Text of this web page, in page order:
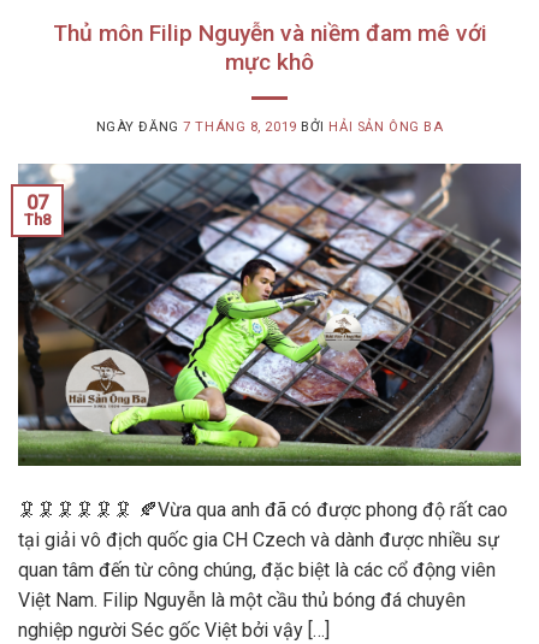
Thủ môn Filip Nguyễn và niềm đam mê với
mực khô
NGÀY ĐĂNG7 THÁNG 8, 2019 BỞI HẢI SẢN ÔNG BA
07
Th8
🦑🦑🦑🦑🦑🦑 🍂Vừa qua anh đã có được phong độ rất cao
tại giải vô địch quốc gia CH Czech và dành được nhiều sự
quan tâm đến từ công chúng, đặc biệt là các cổ động viên
Việt Nam. Filip Nguyễn là một cầu thủ bóng đá chuyên
nghiệp người Séc gốc Việt bởi vậy […]